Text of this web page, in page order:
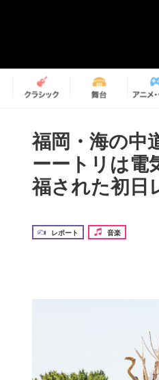
福岡・海の中
ーートリは電
福された初日
レポート 音楽